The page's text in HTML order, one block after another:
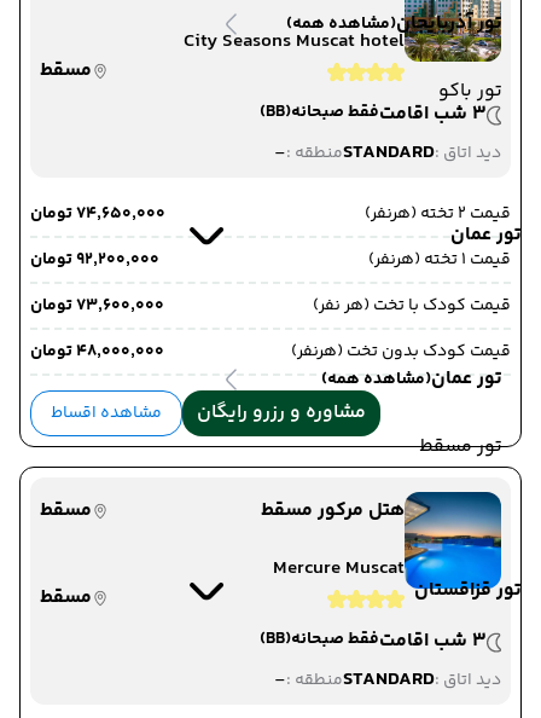
تور آذربایجان(مشاهده همه)
تور باکو
تور عمان
تور عمان(مشاهده همه)
تور مسقط
تور قزاقستان
City Seasons Muscat hotel
مسقط
3 شب اقامت
فقط صبحانه(BB)
دید اتاق :STANDARDمنطقه :-
قیمت 2 تخته (هرنفر)
۷۴٬۶۵۰٬۰۰۰ تومان
قیمت 1 تخته (هرنفر)
۹۲٬۲۰۰٬۰۰۰ تومان
قیمت کودک با تخت (هر نفر)
۷۳٬۶۰۰٬۰۰۰ تومان
قیمت کودک بدون تخت (هرنفر)
۴۸٬۰۰۰٬۰۰۰ تومان
مشاوره و رزرو رایگان مشاهده اقساط
هتل مرکور مسقط
مسقط
Mercure Muscat
مسقط
3 شب اقامت
فقط صبحانه(BB)
دید اتاق :STANDARDمنطقه :-